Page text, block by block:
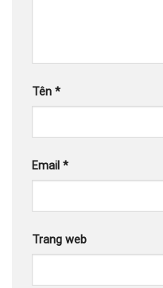
Tên *
Email *
Trang web